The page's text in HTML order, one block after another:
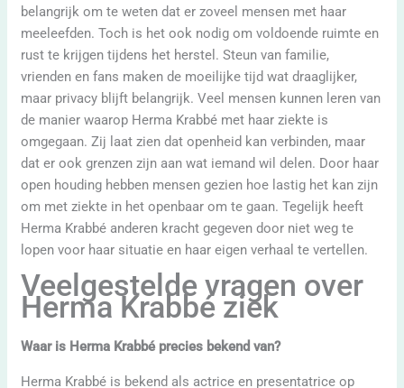
belangrijk om te weten dat er zoveel mensen met haar
meeleefden. Toch is het ook nodig om voldoende ruimte en
rust te krijgen tijdens het herstel. Steun van familie,
vrienden en fans maken de moeilijke tijd wat draaglijker,
maar privacy blijft belangrijk. Veel mensen kunnen leren van
de manier waarop Herma Krabbé met haar ziekte is
omgegaan. Zij laat zien dat openheid kan verbinden, maar
dat er ook grenzen zijn aan wat iemand wil delen. Door haar
open houding hebben mensen gezien hoe lastig het kan zijn
om met ziekte in het openbaar om te gaan. Tegelijk heeft
Herma Krabbé anderen kracht gegeven door niet weg te
lopen voor haar situatie en haar eigen verhaal te vertellen.
Veelgestelde vragen over
Herma Krabbé ziek
Waar is Herma Krabbé precies bekend van?
Herma Krabbé is bekend als actrice en presentatrice op